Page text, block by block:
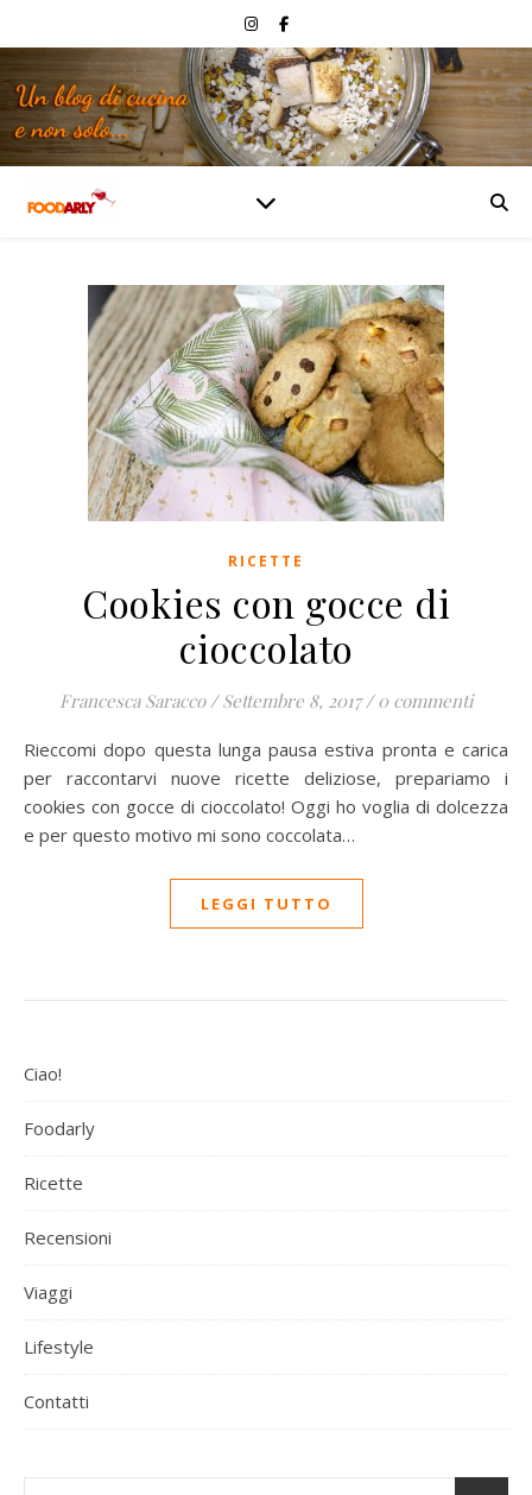
RICETTE
Cookies con gocce di
cioccolato
Francesca Saracco / Settembre 8, 2017 / 0 commenti
Rieccomi dopo questa lunga pausa estiva pronta e carica
per raccontarvi nuove ricette deliziose, prepariamo i
cookies con gocce di cioccolato! Oggi ho voglia di dolcezza
e per questo motivo mi sono coccolata…
LEGGI TUTTO
Ciao!
Foodarly
Ricette
Recensioni
Viaggi
Lifestyle
Contatti